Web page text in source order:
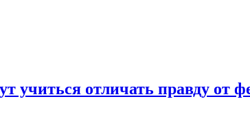
учиться отличать правду от